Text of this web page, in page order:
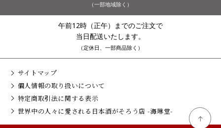
（一部地域除く）
午前12時（正午）までのご注文で
当日配送いたします。
（定休日、一部商品除く）
サイトマップ
個人情報の取り扱いについて
特定商取引法に関する表示
世界中の人々に愛される日本酒がそろう店 -海琳堂-